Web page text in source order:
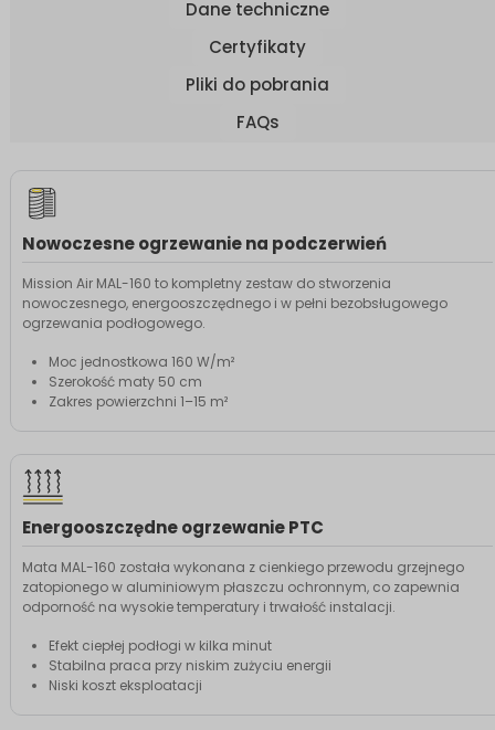
Dane techniczne
Certyfikaty
Pliki do pobrania
FAQs
Nowoczesne ogrzewanie na podczerwień
Mission Air MAL-160 to kompletny zestaw do stworzenia
nowoczesnego, energooszczędnego i w pełni bezobsługowego
ogrzewania podłogowego.
Moc jednostkowa 160 W/m²
Szerokość maty 50 cm
Zakres powierzchni 1–15 m²
Energooszczędne ogrzewanie PTC
Mata MAL-160 została wykonana z cienkiego przewodu grzejnego
zatopionego w aluminiowym płaszczu ochronnym, co zapewnia
odporność na wysokie temperatury i trwałość instalacji.
Efekt ciepłej podłogi w kilka minut
Stabilna praca przy niskim zużyciu energii
Niski koszt eksploatacji